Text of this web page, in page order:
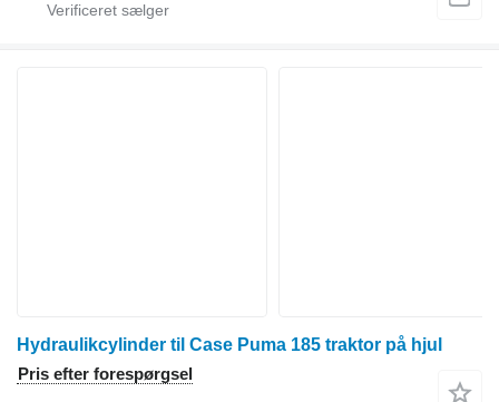
Hydraulikcylinder til Case Puma 185 traktor på hjul
Pris efter forespørgsel